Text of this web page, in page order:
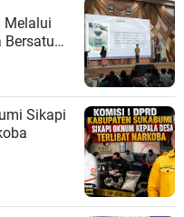
Melalui
Bersatu
Sikapi